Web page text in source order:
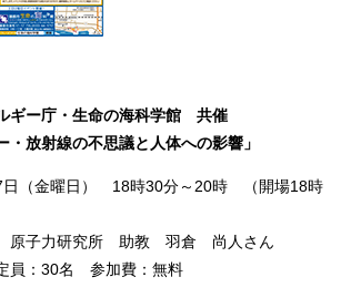
ギー庁・生命の海科学館 共催
・放射線の不思議と人体への影響」
日（金曜日） 18時30分～20時 （開場18時
原子力研究所 助教 羽倉 尚人さん
員：30名 参加費：無料